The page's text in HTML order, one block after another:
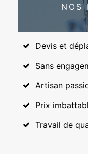
NOS
Devis et
Sans
Artisan
Prix
Travail de